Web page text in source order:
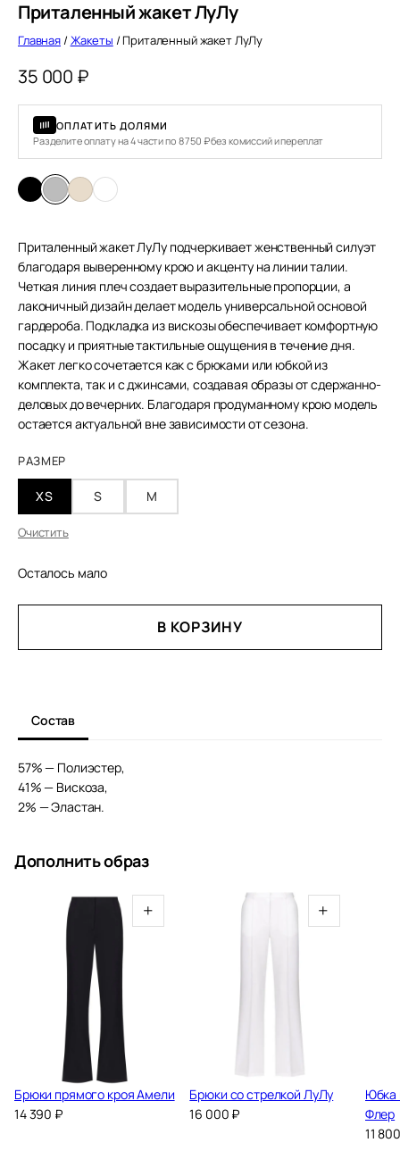
Приталенный жакет ЛуЛу
Главная / Жакеты / Приталенный жакет ЛуЛу
35 000 ₽
ОПЛАТИТЬ ДОЛЯМИ
Разделите оплату на 4 части по 8 750 ₽ без комиссий и переплат
Приталенный жакет ЛуЛу подчеркивает женственный силуэт
благодаря выверенному крою и акценту на линии талии.
Четкая линия плеч создает выразительные пропорции, а
лаконичный дизайн делает модель универсальной основой
гардероба. Подкладка из вискозы обеспечивает комфортную
посадку и приятные тактильные ощущения в течение дня.
Жакет легко сочетается как с брюками или юбкой из
комплекта, так и с джинсами, создавая образы от сдержанно-
деловых до вечерних. Благодаря продуманному крою модель
остается актуальной вне зависимости от сезона.
РАЗМЕР
XS S M
Очистить
Осталось мало
ПРИТАЛЕННЫЙ
В КОРЗИНУ
Состав
57% — Полиэстер,
41% — Вискоза,
2% — Эластан.
Дополнить образ
+
Брюки прямого кроя Амели
14 390 ₽
+
Брюки со стрелкой ЛуЛу
16 000 ₽
Юбка
Флер
11